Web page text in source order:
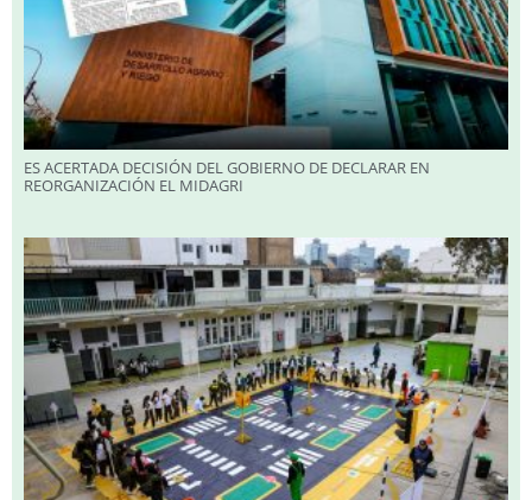
ES ACERTADA DECISIÓN DEL GOBIERNO DE DECLARAR EN
REORGANIZACIÓN EL MIDAGRI